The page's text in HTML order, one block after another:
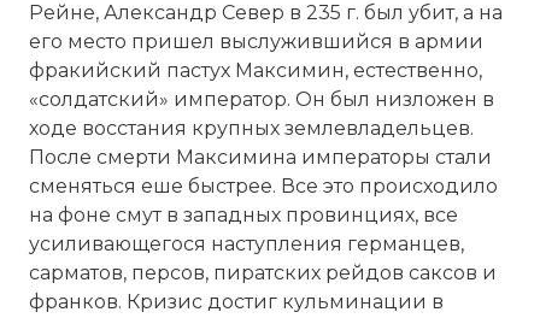
Рейне, Александр Север в 235 г. был убит, а на
его место пришел выслужившийся в армии
фракийский пастух Максимин, естественно,
«солдатский» император. Он был низложен в
ходе восстания крупных землевладельцев.
После смерти Максимина императоры стали
сменяться еше быстрее. Все это происходило
на фоне смут в западных провинциях, все
усиливающегося наступления германцев,
сарматов, персов, пиратских рейдов саксов и
франков. Кризис достиг кульминации в